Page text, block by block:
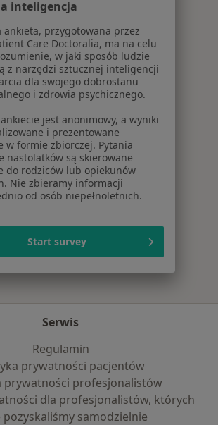
kategorii: Psycholodzy w pobliżu
choroby
w Szczecinie
w Szczecinie
w Szczecinie
w Szczecinie
kategorii: Najczęście leczone
Serwis
Regulamin
prywatności pacjentów
prywatności profesjonalistów
dla profesjonalistów, których
pozyskaliśmy samodzielnie
inteligencja
ankieta, przygotowana przez
Care Doctoralia, ma na celu
w jaki sposób ludzie
z narzędzi sztucznej inteligencji
dla swojego dobrostanu
i zdrowia psychicznego.
ankiecie jest anonimowy, a wyniki
i prezentowane
w formie zbiorczej. Pytania
nastolatków są skierowane
do rodziców lub opiekunów
Nie zbieramy informacji
od osób niepełnoletnich.
Start survey